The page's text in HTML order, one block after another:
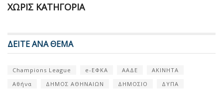
ΧΩΡΊΣ ΚΑΤΗΓΟΡΊΑ
ΔΕΙΤΕ ΑΝΑ ΘΕΜΑ
Champions League e-ΕΦΚΑ ΑΑΔΕ
ΑΚΙΝΗΤΑ
Αθήνα
ΔΗΜΟΣ ΑΘΗΝΑΙΩΝ ΔΗΜΟΣΙΟ
ΔΥΠΑ